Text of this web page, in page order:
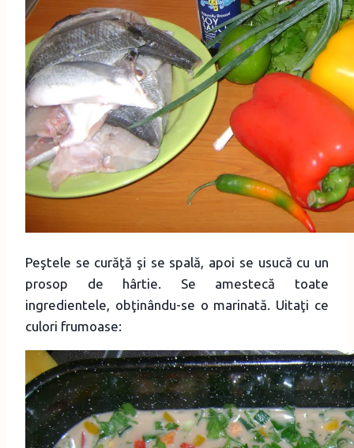
Peştele se curăţă şi se spală, apoi se usucă cu un
prosop de hârtie. Se amestecă toate
ingredientele, obţinându-se o marinată. Uitaţi ce
culori frumoase: